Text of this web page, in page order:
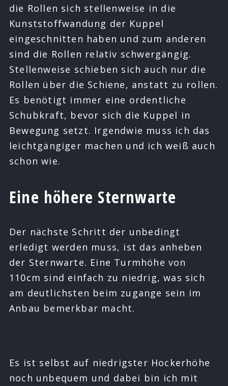
die Rollen sich stellenweise in die
Kunststoffwandung der Kuppel
eingeschnitten haben und zum anderen
sind die Rollen relativ schwergängig.
Stellenweise schieben sich auch nur die
Rollen über die Schiene, anstatt zu rollen.
Es benötigt immer eine ordentliche
Schubkraft, bevor sich die Kuppel in
Bewegung setzt. Irgendwie muss ich das
leichtgängiger machen und ich weiß auch
schon wie.
Eine höhere Sternwarte
Der nächste Schritt der unbedingt
erledigt werden muss, ist das anheben
der Sternwarte. Eine Turmhöhe von
110cm sind einfach zu niedrig, was sich
am deutlichsten beim zugange sein im
Anbau bemerkbar macht.
Es ist selbst auf niedrigster Hockerhöhe
noch unbequem und dabei bin ich mit